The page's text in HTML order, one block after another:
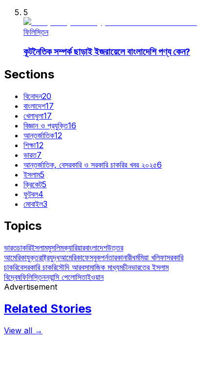
5
ফিলিস্তিন
কূটনৈতিক সম্পর্ক ছাড়াই ইজরায়েলে বাংলাদেশি পণ্য কেন?
Sections
বিনোদন20
বাংলাদেশ17
খেলাধুলা17
বিজ্ঞান ও প্রযুক্তি16
আন্তর্জাতিক12
শিক্ষা12
ভারত7
আন্তর্জাতিক, বেসরকারি ও সরকারি চাকরির খবর ২০২৫6
ইসলাম5
ক্রিকেট5
ফুটবল4
মোবাইল3
Topics
ভারতচাকরিইসলামমুসলিমক্যারিয়ারবাংলাদেশউত্তর
আমেরিকাযুক্তরাষ্ট্রযুদ্ধআমেরিকাফেসবুকপর্নতারকানারীধর্মমিয়া খলিফাসরকারি
চাকরিবেসরকারি চাকরিসৌদি আরবসামাজিক মাধ্যমচীনভারতের ইসলাম
বিদ্বেষফিলিস্তিনন্যান্সি পেলোসিতাইওয়ান
Advertisement
Related Stories
View all →